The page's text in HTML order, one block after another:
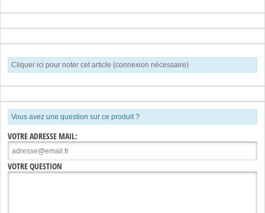
Cliquer ici pour noter cet article (connexion nécessaire)
Vous avez une question sur ce produit ?
VOTRE ADRESSE MAIL:
VOTRE QUESTION